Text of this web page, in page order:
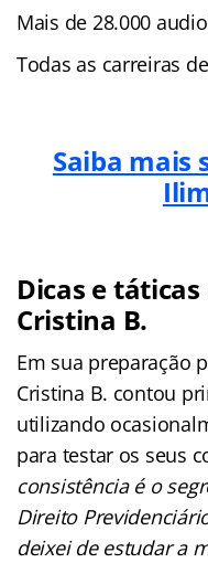
Mais de 28.000
Todas as carreiras
Saiba mais
Dicas e
Cristina B.
Em sua preparação
Cristina B. contou
utilizando
para testar os seus
consistência é o
Direito
deixei de estudar a